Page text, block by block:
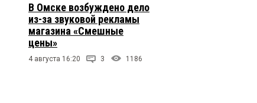
В Омске возбуждено дело
из-за звуковой рекламы
магазина «Смешные
цены»
4 августа 16:20 3 1186